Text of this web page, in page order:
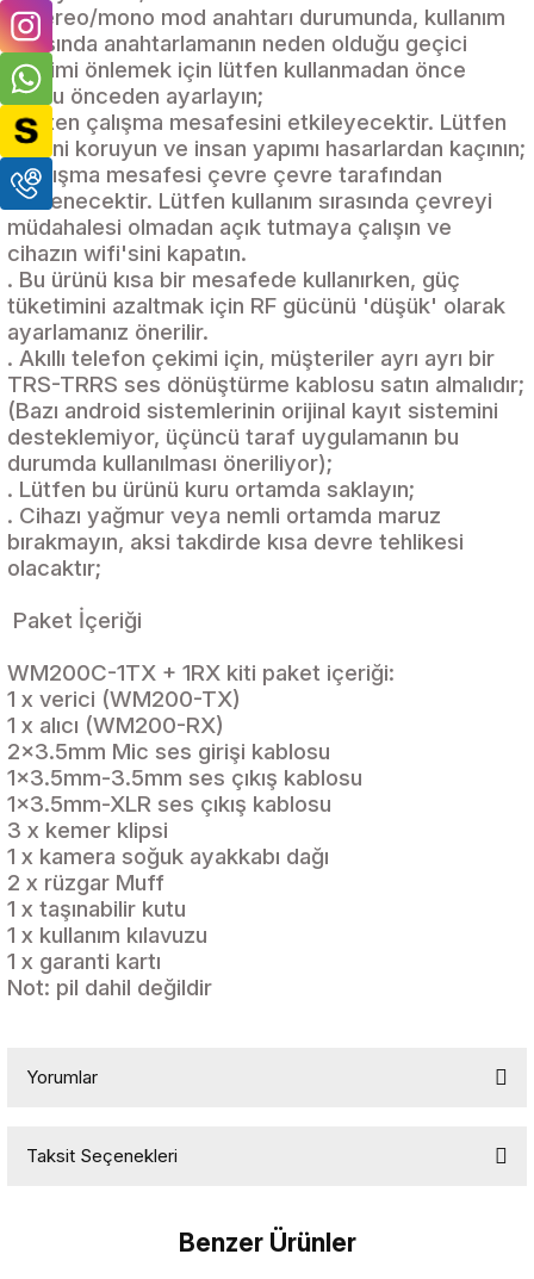
. Stereo/mono mod anahtarı durumunda, kullanım
sırasında anahtarlamanın neden olduğu geçici
girişimi önlemek için lütfen kullanmadan önce
modu önceden ayarlayın;
. Anten çalışma mesafesini etkileyecektir. Lütfen
anteni koruyun ve insan yapımı hasarlardan kaçının;
. Çalışma mesafesi çevre çevre tarafından
etkilenecektir. Lütfen kullanım sırasında çevreyi
müdahalesi olmadan açık tutmaya çalışın ve
cihazın wifi'sini kapatın.
. Bu ürünü kısa bir mesafede kullanırken, güç
tüketimini azaltmak için RF gücünü 'düşük' olarak
ayarlamanız önerilir.
. Akıllı telefon çekimi için, müşteriler ayrı ayrı bir
TRS-TRRS ses dönüştürme kablosu satın almalıdır;
(Bazı android sistemlerinin orijinal kayıt sistemini
desteklemiyor, üçüncü taraf uygulamanın bu
durumda kullanılması öneriliyor);
. Lütfen bu ürünü kuru ortamda saklayın;
. Cihazı yağmur veya nemli ortamda maruz
bırakmayın, aksi takdirde kısa devre tehlikesi
olacaktır;
Paket İçeriği
WM200C-1TX + 1RX kiti paket içeriği:
1 x verici (WM200-TX)
1 x alıcı (WM200-RX)
2x3.5mm Mic ses girişi kablosu
1x3.5mm-3.5mm ses çıkış kablosu
1x3.5mm-XLR ses çıkış kablosu
3 x kemer klipsi
1 x kamera soğuk ayakkabı dağı
2 x rüzgar Muff
1 x taşınabilir kutu
1 x kullanım kılavuzu
1 x garanti kartı
Not: pil dahil değildir
Yorumlar
Yorum Yaz
Taksit Seçenekleri
Benzer Ürünler